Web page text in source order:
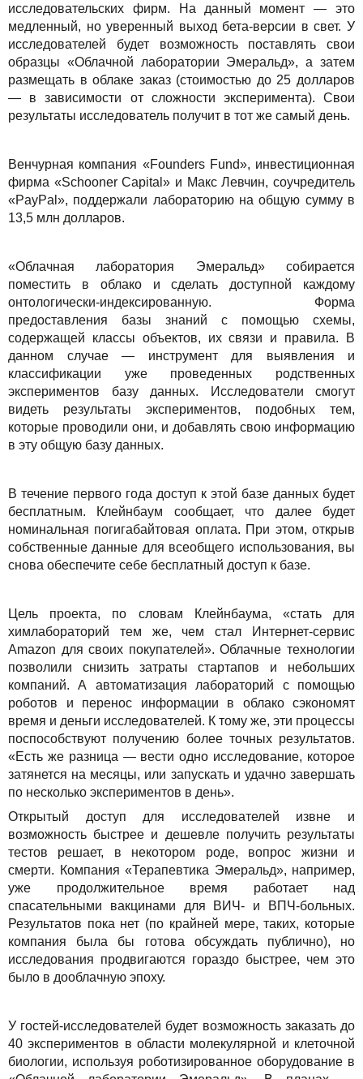
исследовательских фирм. На данный момент — это
медленный, но уверенный выход бета-версии в свет. У
исследователей будет возможность поставлять свои
образцы «Облачной лаборатории Эмеральд», а затем
размещать в облаке заказ (стоимостью до 25 долларов
— в зависимости от сложности эксперимента). Свои
результаты исследователь получит в тот же самый день.
Венчурная компания «Founders Fund», инвестиционная
фирма «Schooner Capital» и Макс Левчин, соучредитель
«PayPal», поддержали лабораторию на общую сумму в
13,5 млн долларов.
«Облачная лаборатория Эмеральд» собирается
поместить в облако и сделать доступной каждому
онтологически-индексированную. Форма
предоставления базы знаний с помощью схемы,
содержащей классы объектов, их связи и правила. В
данном случае — инструмент для выявления и
классификации уже проведенных родственных
экспериментов базу данных. Исследователи смогут
видеть результаты экспериментов, подобных тем,
которые проводили они, и добавлять свою информацию
в эту общую базу данных.
В течение первого года доступ к этой базе данных будет
бесплатным. Клейнбаум сообщает, что далее будет
номинальная погигабайтовая оплата. При этом, открыв
собственные данные для всеобщего использования, вы
снова обеспечите себе бесплатный доступ к базе.
Цель проекта, по словам Клейнбаума, «стать для
химлабораторий тем же, чем стал Интернет-сервис
Amazon для своих покупателей». Облачные технологии
позволили снизить затраты стартапов и небольших
компаний. А автоматизация лабораторий с помощью
роботов и перенос информации в облако сэкономят
время и деньги исследователей. К тому же, эти процессы
поспособствуют получению более точных результатов.
«Есть же разница — вести одно исследование, которое
затянется на месяцы, или запускать и удачно завершать
по несколько экспериментов в день».
Открытый доступ для исследователей извне и
возможность быстрее и дешевле получить результаты
тестов решает, в некотором роде, вопрос жизни и
смерти. Компания «Терапевтика Эмеральд», например,
уже продолжительное время работает над
спасательными вакцинами для ВИЧ- и ВПЧ-больных.
Результатов пока нет (по крайней мере, таких, которые
компания была бы готова обсуждать публично), но
исследования продвигаются гораздо быстрее, чем это
было в дооблачную эпоху.
У гостей-исследователей будет возможность заказать до
40 экспериментов в области молекулярной и клеточной
биологии, используя роботизированное оборудование в